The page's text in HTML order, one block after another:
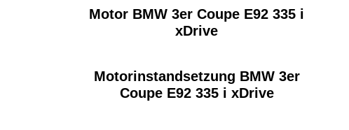
Motor BMW 3er Coupe E92 335 i
xDrive
Motorinstandsetzung BMW 3er
Coupe E92 335 i xDrive